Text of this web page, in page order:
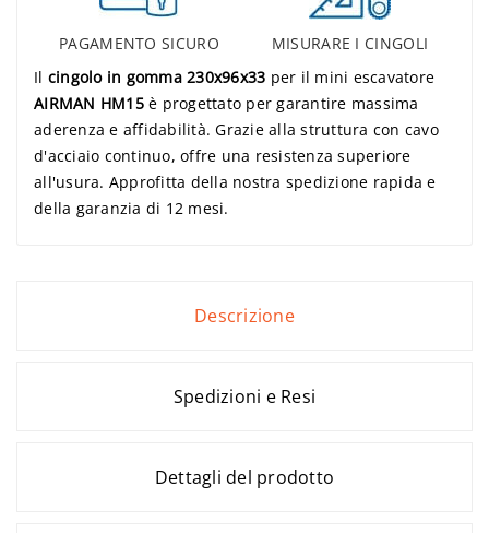
PAGAMENTO SICURO
MISURARE I CINGOLI
Il cingolo in gomma 230x96x33 per il mini escavatore
AIRMAN HM15è progettato per garantire massima
aderenza e affidabilità. Grazie alla struttura con cavo
d'acciaio continuo, offre una resistenza superiore
all'usura. Approfitta della nostra spedizione rapida e
della garanzia di 12 mesi.
Descrizione
Spedizioni e Resi
Dettagli del prodotto